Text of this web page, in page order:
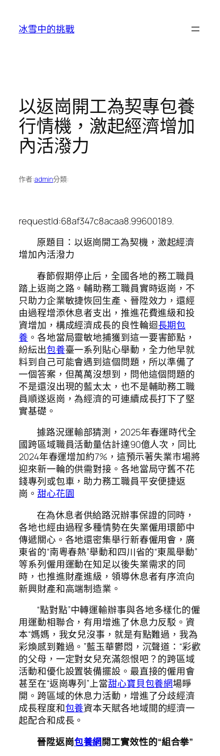
冰雪中的挑戰
以返崗開工為契專包養
行情機，激起經濟增加
內活潑力
作者:admin分類:
requestId:68af347c8acaa8.99600189.
原題目：以返崗開工為契機，激起經濟
增加內活潑力
春節假期停止后，全國各地的務工職員
踏上返崗之路。輔助務工職員實時返崗，不
只助力企業敏捷恢回生產、晉陞效力，還經
由過程增添休息者支出，推進花費進級和投
資增加，構成經濟成長的良性輪迴長期包
養 。各地當局靈敏地捕獲到這一要害節點，
紛紜出包養臺一系列貼心舉動，全力他早就
料到自己可能會遇到這個問題，所以準備了
一個答案，但萬萬沒想到，問他這個問題的
不是還沒出現的藍太太，也不是輔助務工職
員順遂返崗，為經濟的可連續成長打下了堅
實基礎。
據路況運輸部猜測，2025年春運時代全
國跨區域職員活動量估計達90億人次，同比
2024年春運增加約7%，這預示著失業市場將
迎來新一輪的供需對接。各地當局守舊不花
錢專列或包車，助力務工職員平安便捷返
崗。 甜心花園
在為休息者供給路況辦事保證的同時，
各地也經由過程多種情勢在失業僱用環節中
傳遞關心。各地還密集舉行新春僱用會，廣
東省的“南粵春熱”舉動和四川省的“東風舉動”
等系列僱用運動在知足以後失業需求的同
時，也推進財產進級，領導休息者有序流向
新興財產和高端制造業。
“點對點”中轉運輸辦事與各地多樣化的僱
用運動相聯合，有用增進了休息力反駁。資
本“媽媽，我女兒沒事，就是有點難過，我為
彩煥感到難過。”藍玉華鬱悶，沉聲道：“彩歡
的父母，一定對女兒充滿怨恨吧？的跨區域
活動和優化設置裝備擺設。最直接的僱用會
甚至在“返崗專列”上當甜心寶貝包養網場睜
開。跨區域的休息力活動，增進了分歧經濟
成長程度和包養資本天賦各地域間的經濟一
起配合和成長。
晉陞返崗包養網開工實效性的“組合拳”